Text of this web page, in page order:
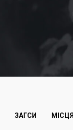
ЗАГСИ МІСЦЯ